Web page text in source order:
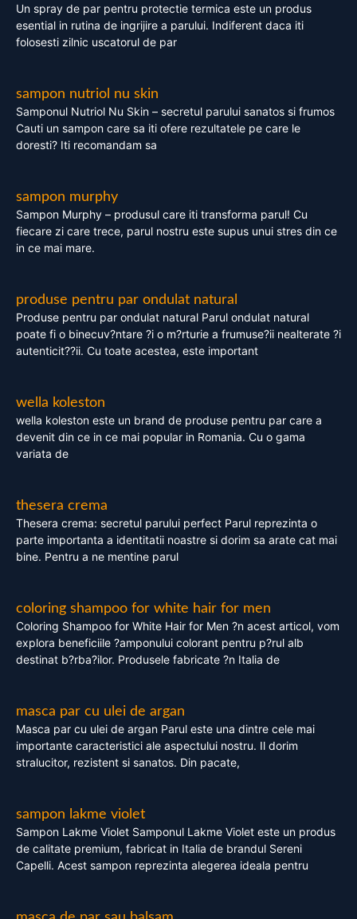
Un spray de par pentru protectie termica este un produs
esential in rutina de ingrijire a parului. Indiferent daca iti
folosesti zilnic uscatorul de par
sampon nutriol nu skin
Samponul Nutriol Nu Skin – secretul parului sanatos si frumos
Cauti un sampon care sa iti ofere rezultatele pe care le
doresti? Iti recomandam sa
sampon murphy
Sampon Murphy – produsul care iti transforma parul! Cu
fiecare zi care trece, parul nostru este supus unui stres din ce
in ce mai mare.
produse pentru par ondulat natural
Produse pentru par ondulat natural Parul ondulat natural
poate fi o binecuv?ntare ?i o m?rturie a frumuse?ii nealterate ?i
autenticit??ii. Cu toate acestea, este important
wella koleston
wella koleston este un brand de produse pentru par care a
devenit din ce in ce mai popular in Romania. Cu o gama
variata de
thesera crema
Thesera crema: secretul parului perfect Parul reprezinta o
parte importanta a identitatii noastre si dorim sa arate cat mai
bine. Pentru a ne mentine parul
coloring shampoo for white hair for men
Coloring Shampoo for White Hair for Men ?n acest articol, vom
explora beneficiile ?amponului colorant pentru p?rul alb
destinat b?rba?ilor. Produsele fabricate ?n Italia de
masca par cu ulei de argan
Masca par cu ulei de argan Parul este una dintre cele mai
importante caracteristici ale aspectului nostru. Il dorim
stralucitor, rezistent si sanatos. Din pacate,
sampon lakme violet
Sampon Lakme Violet Samponul Lakme Violet este un produs
de calitate premium, fabricat in Italia de brandul Sereni
Capelli. Acest sampon reprezinta alegerea ideala pentru